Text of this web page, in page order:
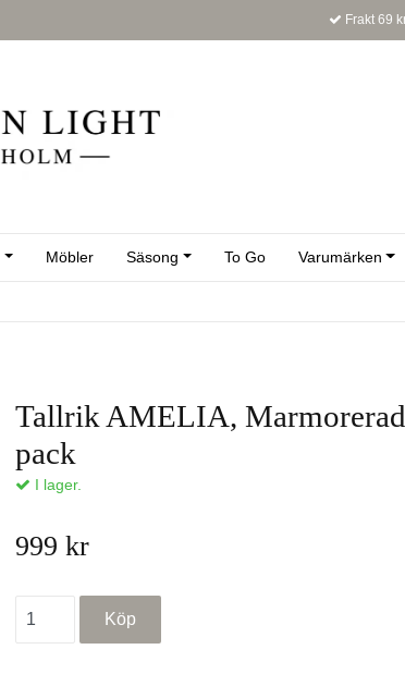
Frakt 69
Möbler Säsong To Go Varumärken
Tallrik AMELIA,
pack
I lager.
999 kr